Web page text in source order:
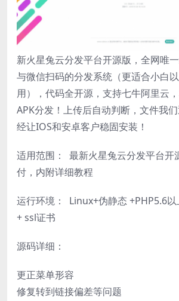
新火星兔云分发平台开源版，全网唯
与微信扫码的分发系统（更适合小白
用），代码全开源，支持七牛阿里云
APK分发！上传后自动判断，文件我
经让IOS和安卓客户稳固安装！
适用范围： 最新火星兔云分发平台开
付，内附详细教程
运行环境： Linux+伪静态 +PHP5.6
+ ssl证书
源码详细：
更正菜单形容
修复转到链接偏差等问题